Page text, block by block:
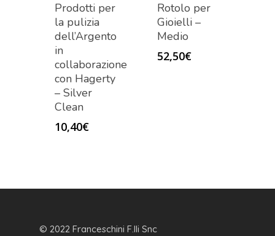
Prodotti per
la pulizia
dell’Argento
in
collaborazione
con Hagerty
– Silver
Clean
10,40€
Rotolo per
Gioielli –
Medio
52,50€
© 2022 Franceschini F.lli Snc